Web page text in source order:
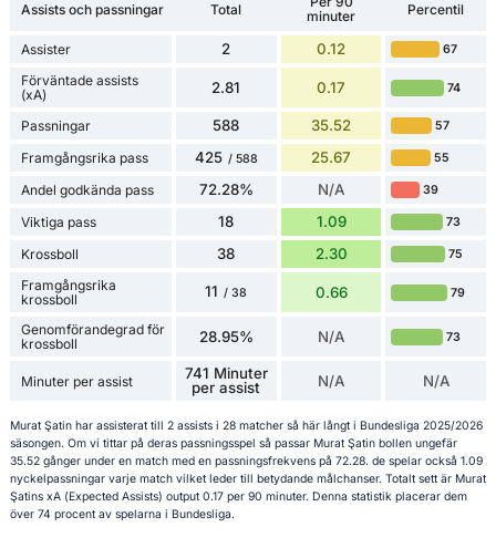
Assists och passningar Total
minuter
Percentil
Assister 2 0.12 67
Förväntade assists
(xA)
2.81 0.17 74
Passningar 588 35.52 57
Framgångsrika pass 425 / 588 25.67 55
Andel godkända pass 72.28% N/A 39
Viktiga pass 18 1.09 73
Krossboll 38 2.30 75
Framgångsrika
krossboll
11 / 38 0.66 79
Genomförandegrad för
krossboll
28.95% N/A 73
Minuter per assist
741 Minuter
per assist
N/A N/A
Murat Şatin har assisterat till 2 assists i 28 matcher så här långt i Bundesliga 2025/2026
säsongen. Om vi tittar på deras passningsspel så passar Murat Şatin bollen ungefär
35.52 gånger under en match med en passningsfrekvens på 72.28. de spelar också 1.09
nyckelpassningar varje match vilket leder till betydande målchanser. Totalt sett är Murat
Şatins xA (Expected Assists) output 0.17 per 90 minuter. Denna statistik placerar dem
över 74 procent av spelarna i Bundesliga.